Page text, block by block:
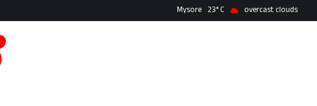
Mysore 23 overcast clouds